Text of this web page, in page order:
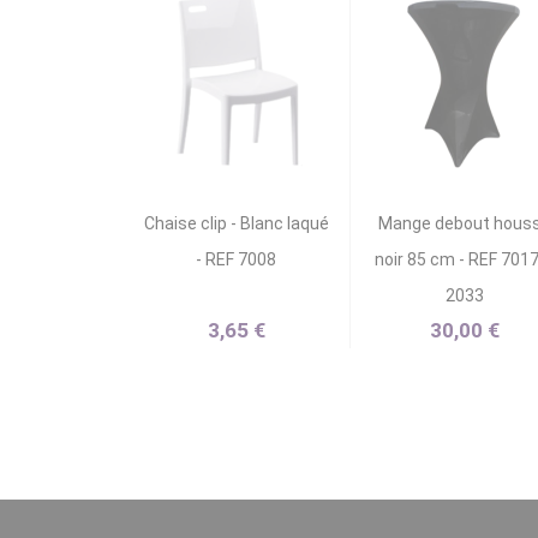
Chaise clip - Blanc laqué
- REF 7008
3,65 €
Mange debout
noir 85 cm - REF
2033
30,00 €